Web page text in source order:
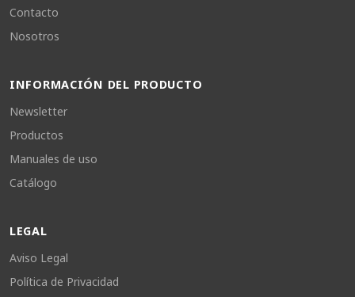
Contacto
Nosotros
INFORMACIÓN DEL PRODUCTO
Newsletter
Productos
Manuales de uso
Catálogo
LEGAL
Aviso Legal
Política de Privacidad